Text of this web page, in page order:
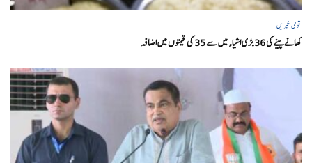
قومی خبریں
کھانے پینے کی 36 بڑی اشیاء میں سے 35 کی قیمتوں میں اضافہ